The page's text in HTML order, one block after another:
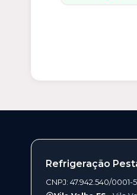
Refrigeração
CNPJ: 47.942.540/0001-